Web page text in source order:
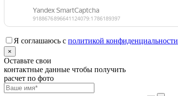
Я соглашаюсь с политикой конфиденциальности
×
Оставьте свои
контактные данные чтобы получить
расчет по фото